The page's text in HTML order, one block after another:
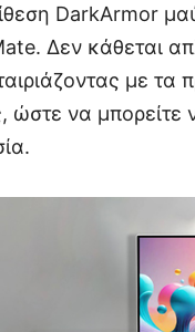
DarkArmor
Δεν κάθεται
με
ώστε να μπορείτε